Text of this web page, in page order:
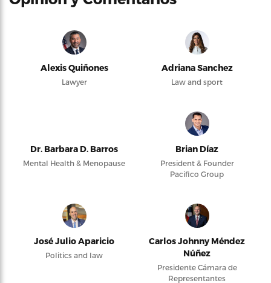
Alexis Quiñones
Lawyer
Adriana Sanchez
Law and sport
Dr. Barbara D. Barros
Mental Health & Menopause
Brian Díaz
President & Founder
Pacifico Group
José Julio Aparicio
Politics and law
Carlos Johnny Méndez
Núñez
Presidente Cámara de
Representantes